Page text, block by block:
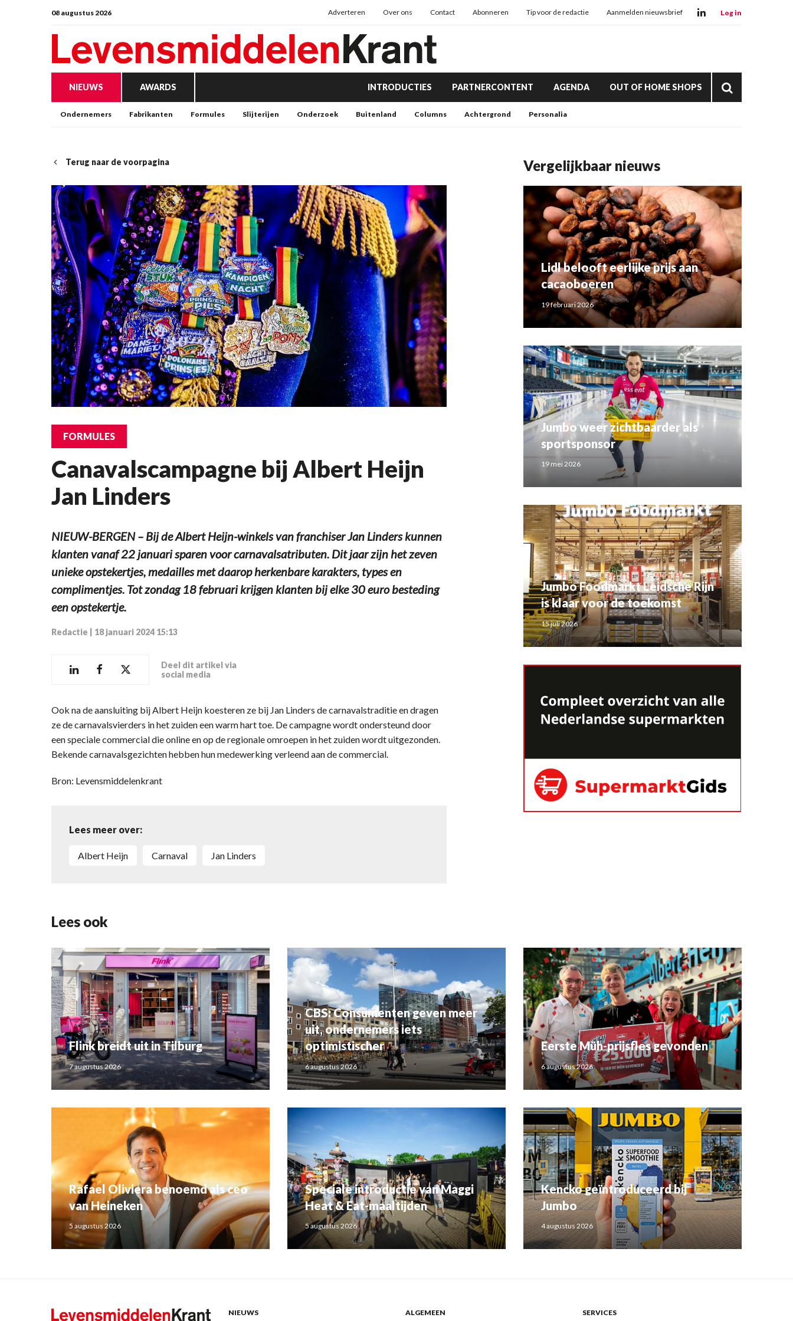
08 augustus 2026 Adverteren Over ons Contact Abonneren Tip voor de redactie Aanmelden nieuwsbrief Log in
NIEUWS AWARDS INTRODUCTIES PARTNERCONTENT AGENDA OUT OF HOME SHOPS
Ondernemers Fabrikanten Formules Slijterijen Onderzoek Buitenland Columns Achtergrond Personalia
Terug naar de voorpagina
FORMULES
Canavalscampagne bij Albert Heijn
Jan Linders
NIEUW-BERGEN – Bij de Albert Heijn-winkels van franchiser Jan Linders kunnen
klanten vanaf 22 januari sparen voor carnavalsatributen. Dit jaar zijn het zeven
unieke opstekertjes, medailles met daarop herkenbare karakters, types en
complimentjes. Tot zondag 18 februari krijgen klanten bij elke 30 euro besteding
een opstekertje.
Redactie 18 januari 2024 15:13
Deel dit artikel via
social media
Ook na de aansluiting bij Albert Heijn koesteren ze bij Jan Linders de carnavalstraditie en dragen
ze de carnavalsvierders in het zuiden een warm hart toe. De campagne wordt ondersteund door
een speciale commercial die online en op de regionale omroepen in het zuiden wordt uitgezonden.
Bekende carnavalsgezichten hebben hun medewerking verleend aan de commercial.
Bron: Levensmiddelenkrant
Lees meer over:
Albert Heijn carnaval Jan Linders
Vergelijkbaar nieuws
Lidl belooft eerlijke prijs aan
cacaoboeren
19 februari 2026
Jumbo weer zichtbaarder als
sportsponsor
19 mei 2026
Jumbo Foodmarkt Leidsche Rijn
is klaar voor de toekomst
15 juli 2026
Lees ook
Flink breidt uit in Tilburg
7 augustus 2026
CBS: Consumenten geven meer
uit, ondernemers iets
optimistischer
6 augustus 2026
Eerste Müh-prijsfles gevonden
6 augustus 2026
Rafael Oliviera benoemd als ceo
van Heineken
5 augustus 2026
Speciale introductie van Maggi
Heat & Eat-maaltijden
5 augustus 2026
Kencko geïntroduceerd bij
Jumbo
4 augustus 2026
NIEUWS ALGEMEEN SERVICES